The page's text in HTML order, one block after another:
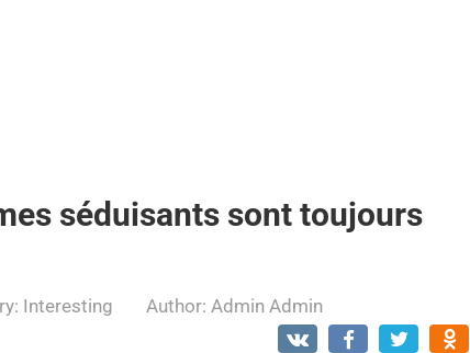
séduisants sont toujours
Interesting Author: Admin Admin